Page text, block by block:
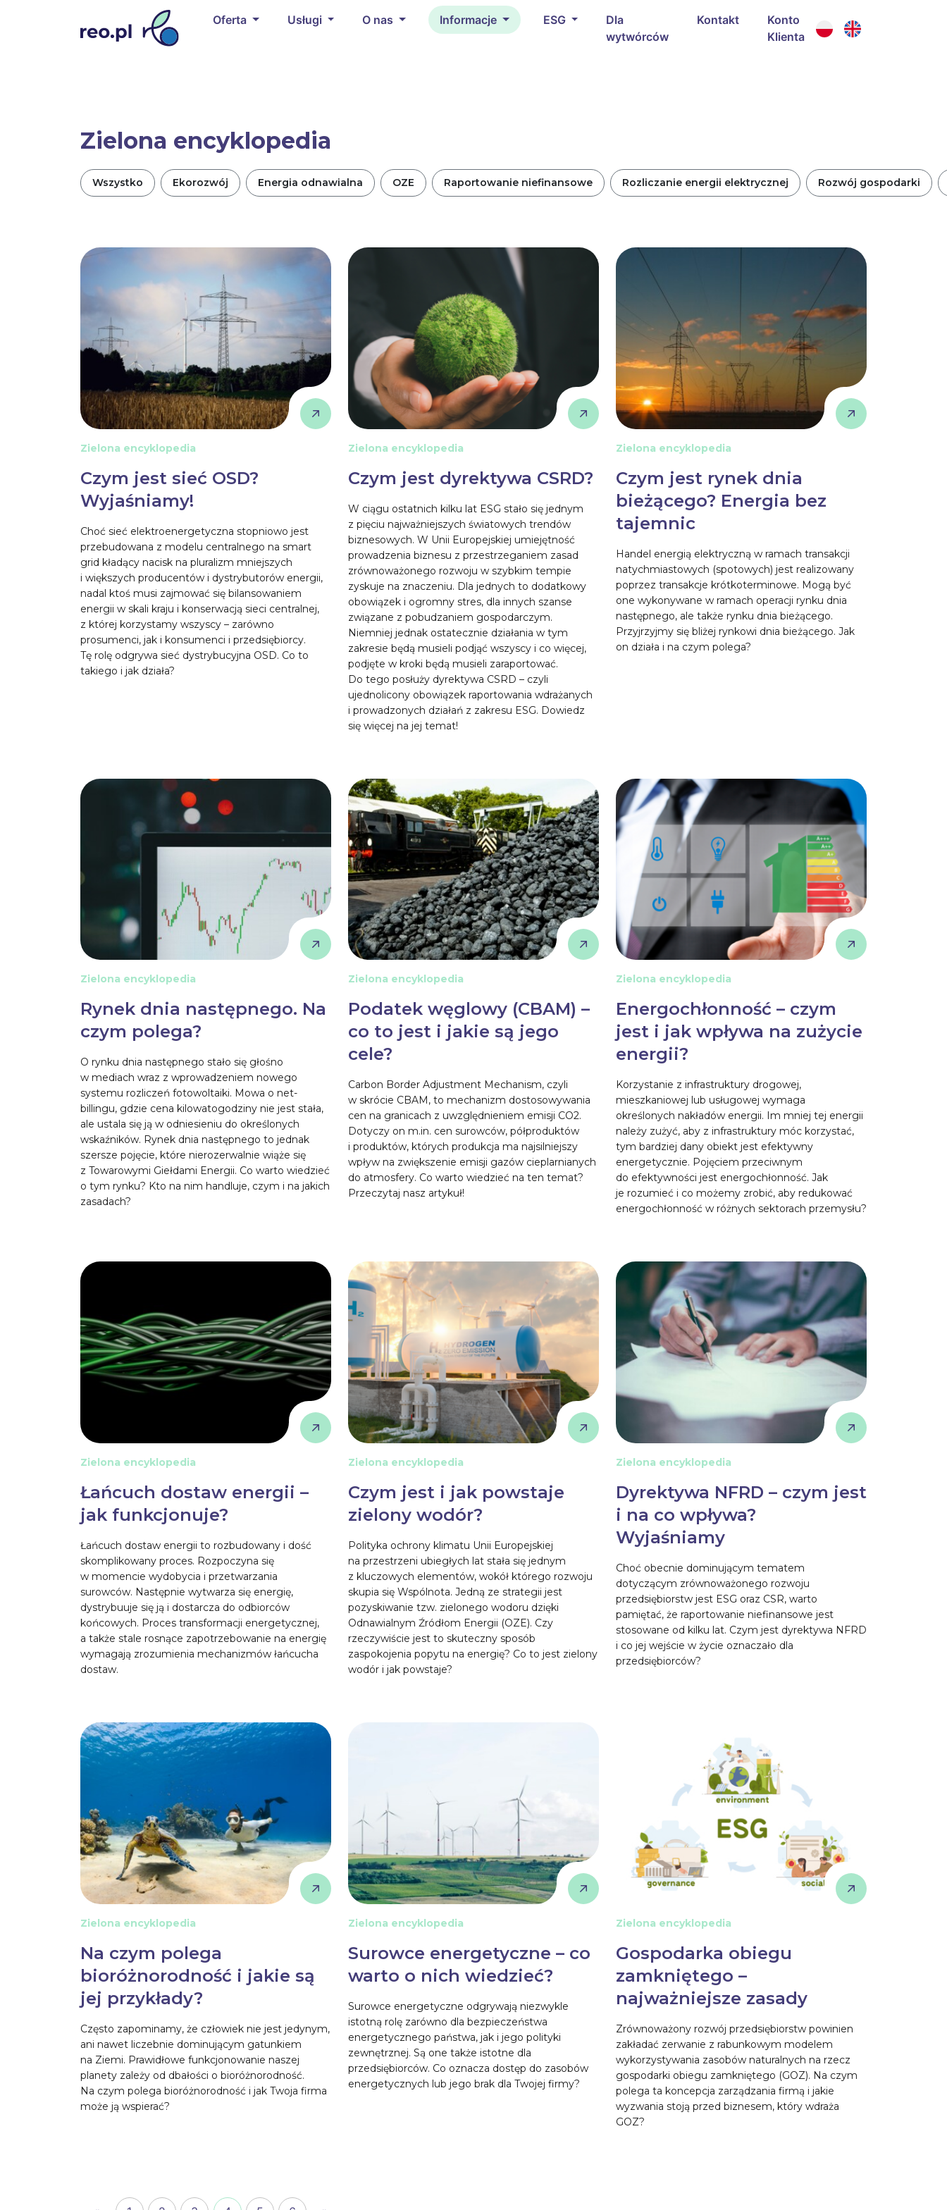
Oferta Usługi O nas Informacje ESG
Dla
wytwórców
Kontakt
Konto
Klienta
Zielona encyklopedia
Wszystko Ekorozwój Energia odnawialna OZE Raportowanie niefinansowe Rozliczanie energii elektrycznej Rozwój gospodarki
Zielona encyklopedia
Czym jest sieć OSD?
Wyjaśniamy!
Choć sieć elektroenergetyczna stopniowo jest
przebudowana z modelu centralnego na smart
grid kładący nacisk na pluralizm mniejszych
i większych producentów i dystrybutorów energii,
nadal ktoś musi zajmować się bilansowaniem
energii w skali kraju i konserwacją sieci centralnej,
z której korzystamy wszyscy – zarówno
prosumenci, jak i konsumenci i przedsiębiorcy.
Tę rolę odgrywa sieć dystrybucyjna OSD. Co to
takiego i jak działa?
Zielona encyklopedia
Czym jest dyrektywa CSRD?
W ciągu ostatnich kilku lat ESG stało się jednym
z pięciu najważniejszych światowych trendów
biznesowych. W Unii Europejskiej umiejętność
prowadzenia biznesu z przestrzeganiem zasad
zrównoważonego rozwoju w szybkim tempie
zyskuje na znaczeniu. Dla jednych to dodatkowy
obowiązek i ogromny stres, dla innych szanse
związane z pobudzaniem gospodarczym.
Niemniej jednak ostatecznie działania w tym
zakresie będą musieli podjąć wszyscy i co więcej,
podjęte w kroki będą musieli zaraportować.
Do tego posłuży dyrektywa CSRD – czyli
ujednolicony obowiązek raportowania wdrażanych
i prowadzonych działań z zakresu ESG. Dowiedz
się więcej na jej temat!
Zielona encyklopedia
Czym jest rynek dnia
bieżącego? Energia bez
tajemnic
Handel energią elektryczną w ramach transakcji
natychmiastowych (spotowych) jest realizowany
poprzez transakcje krótkoterminowe. Mogą być
one wykonywane w ramach operacji rynku dnia
następnego, ale także rynku dnia bieżącego.
Przyjrzyjmy się bliżej rynkowi dnia bieżącego. Jak
on działa i na czym polega?
Zielona encyklopedia
Rynek dnia następnego. Na
czym polega?
O rynku dnia następnego stało się głośno
w mediach wraz z wprowadzeniem nowego
systemu rozliczeń fotowoltaiki. Mowa o net-
billingu, gdzie cena kilowatogodziny nie jest stała,
ale ustala się ją w odniesieniu do określonych
wskaźników. Rynek dnia następnego to jednak
szersze pojęcie, które nierozerwalnie wiąże się
z Towarowymi Giełdami Energii. Co warto wiedzieć
o tym rynku? Kto na nim handluje, czym i na jakich
zasadach?
Zielona encyklopedia
Podatek węglowy (CBAM) –
co to jest i jakie są jego
cele?
Carbon Border Adjustment Mechanism, czyli
w skrócie CBAM, to mechanizm dostosowywania
cen na granicach z uwzględnieniem emisji CO2.
Dotyczy on m.in. cen surowców, półproduktów
i produktów, których produkcja ma najsilniejszy
wpływ na zwiększenie emisji gazów cieplarnianych
do atmosfery. Co warto wiedzieć na ten temat?
Przeczytaj nasz artykuł!
Zielona encyklopedia
Energochłonność – czym
jest i jak wpływa na zużycie
energii?
Korzystanie z infrastruktury drogowej,
mieszkaniowej lub usługowej wymaga
określonych nakładów energii. Im mniej tej energii
należy zużyć, aby z infrastruktury móc korzystać,
tym bardziej dany obiekt jest efektywny
energetycznie. Pojęciem przeciwnym
do efektywności jest energochłonność. Jak
je rozumieć i co możemy zrobić, aby redukować
energochłonność w różnych sektorach przemysłu?
Zielona encyklopedia
Łańcuch dostaw energii –
jak funkcjonuje?
Łańcuch dostaw energii to rozbudowany i dość
skomplikowany proces. Rozpoczyna się
w momencie wydobycia i przetwarzania
surowców. Następnie wytwarza się energię,
dystrybuuje się ją i dostarcza do odbiorców
końcowych. Proces transformacji energetycznej,
a także stale rosnące zapotrzebowanie na energię
wymagają zrozumienia mechanizmów łańcucha
dostaw.
Zielona encyklopedia
Czym jest i jak powstaje
zielony wodór?
Polityka ochrony klimatu Unii Europejskiej
na przestrzeni ubiegłych lat stała się jednym
z kluczowych elementów, wokół którego rozwoju
skupia się Wspólnota. Jedną ze strategii jest
pozyskiwanie tzw. zielonego wodoru dzięki
Odnawialnym Źródłom Energii (OZE). Czy
rzeczywiście jest to skuteczny sposób
zaspokojenia popytu na energię? Co to jest zielony
wodór i jak powstaje?
Zielona encyklopedia
Dyrektywa NFRD – czym jest
i na co wpływa?
Wyjaśniamy
Choć obecnie dominującym tematem
dotyczącym zrównoważonego rozwoju
przedsiębiorstw jest ESG oraz CSR, warto
pamiętać, że raportowanie niefinansowe jest
stosowane od kilku lat. Czym jest dyrektywa NFRD
i co jej wejście w życie oznaczało dla
przedsiębiorców?
Zielona encyklopedia
Na czym polega
bioróżnorodność i jakie są
jej przykłady?
Często zapominamy, że człowiek nie jest jedynym,
ani nawet liczebnie dominującym gatunkiem
na Ziemi. Prawidłowe funkcjonowanie naszej
planety zależy od dbałości o bioróżnorodność.
Na czym polega bioróżnorodność i jak Twoja firma
może ją wspierać?
Zielona encyklopedia
Surowce energetyczne – co
warto o nich wiedzieć?
Surowce energetyczne odgrywają niezwykle
istotną rolę zarówno dla bezpieczeństwa
energetycznego państwa, jak i jego polityki
zewnętrznej. Są one także istotne dla
przedsiębiorców. Co oznacza dostęp do zasobów
energetycznych lub jego brak dla Twojej firmy?
Zielona encyklopedia
Gospodarka obiegu
zamkniętego –
najważniejsze zasady
Zrównoważony rozwój przedsiębiorstw powinien
zakładać zerwanie z rabunkowym modelem
wykorzystywania zasobów naturalnych na rzecz
gospodarki obiegu zamkniętego (GOZ). Na czym
polega ta koncepcja zarządzania firmą i jakie
wyzwania stoją przed biznesem, który wdraża
GOZ?